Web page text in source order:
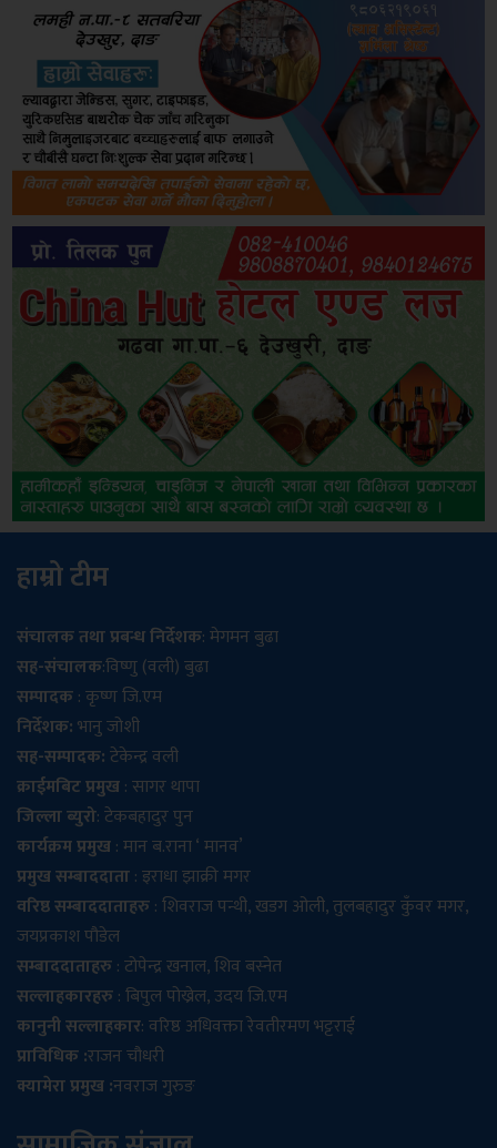
हाम्रो टीम
संचालक तथा प्रबन्ध निर्देशक: मेगमन बुढा
सह-संचालक:विष्णु (वली) बुढा
सम्पादक: कृष्ण जि.एम
निर्देशक:भानु जोशी
सह-सम्पादक:टेकेन्द्र वली
क्राईमबिट प्रमुख: सागर थापा
जिल्ला ब्युरो: टेकबहादुर पुन
कार्यक्रम प्रमुख: मान ब.राना ‘ मानव’
प्रमुख सम्बाददाता: इराधा झाक्री मगर
वरिष्ठ सम्बाददाताहरु: शिवराज पन्थी, खडग ओली, तुलबहादुर कुँवर मगर,
जयप्रकाश पौडेल
सम्बाददाताहरु: टोपेन्द्र खनाल, शिव बस्नेत
सल्लाहकारहरु: बिपुल पोख्रेल, उदय जि.एम
कानुनी सल्लाहकार: वरिष्ठ अधिवक्ता रेवतीरमण भट्टराई
प्राविधिक :राजन चौधरी
क्यामेरा प्रमुख :नवराज गुरुङ